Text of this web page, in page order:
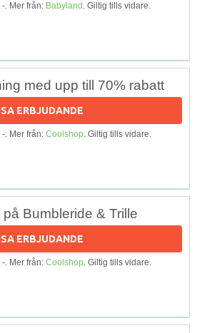
. Mer från: Babyland. Giltig tills vidare.
med upp till 70% rabatt
ERBJUDANDE
. Mer från: Coolshop. Giltig tills vidare.
Bumbleride & Trille
ERBJUDANDE
. Mer från: Coolshop. Giltig tills vidare.